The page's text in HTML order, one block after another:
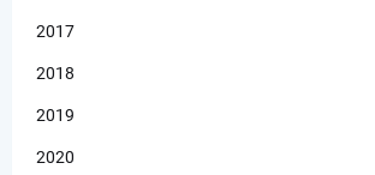
2017
2018
2019
2020